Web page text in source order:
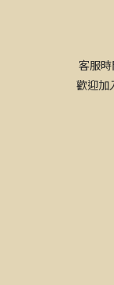
客服
歡迎加